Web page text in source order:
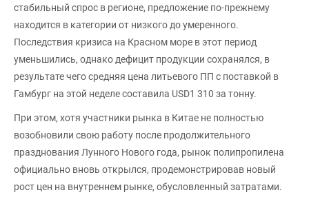
стабильный спрос в регионе, предложение по-прежнему
находится в категории от низкого до умеренного.
Последствия кризиса на Красном море в этот период
уменьшились, однако дефицит продукции сохранялся, в
результате чего средняя цена литьевого ПП с поставкой в
Гамбург на этой неделе составила USD1 310 за тонну.
При этом, хотя участники рынка в Китае не полностью
возобновили свою работу после продолжительного
празднования Лунного Нового года, рынок полипропилена
официально вновь открылся, продемонстрировав новый
рост цен на внутреннем рынке, обусловленный затратами.